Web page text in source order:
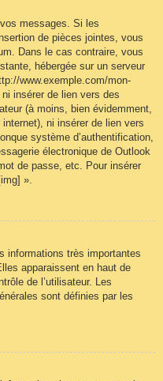
messages. Si les
de pièces jointes, vous
Dans le cas contraire, vous
hébergée sur un serveur
www.exemple.com/mon-
insérer de lien vers des
(à moins, bien évidemment,
ni insérer de lien vers
système d’authentification,
électronique de Outlook
de passe, etc. Pour insérer
».
informations très importantes
apparaissent en haut de
de l’utilisateur. Les
sont définies par les